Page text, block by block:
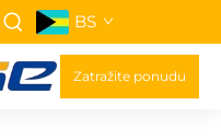
BS
Zatražite ponudu